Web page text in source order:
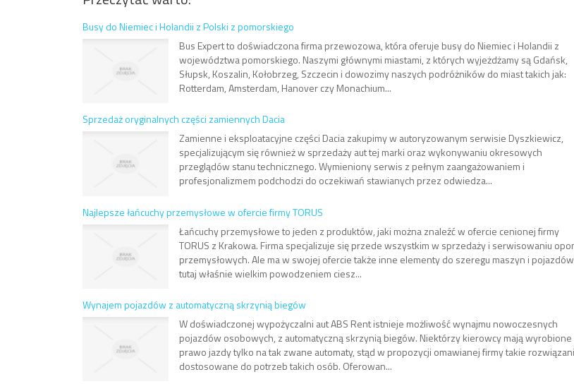
Busy do Niemiec i Holandii z Polski z pomorskiego
Bus Expert to doświadczona firma przewozowa, która oferuje busy do Niemiec i Holandii z
województwa pomorskiego. Naszymi głównymi miastami, z których wyjeżdżamy są Gdańsk,
Słupsk, Koszalin, Kołobrzeg, Szczecin i dowozimy naszych podróżników do miast takich jak:
Rotterdam, Amsterdam, Hanover czy Monachium...
Sprzedaż oryginalnych części zamiennych Dacia
Zamienne i eksploatacyjne części Dacia zakupimy w autoryzowanym serwisie Dyszkiewicz,
specjalizującym się również w sprzedaży aut tej marki oraz wykonywaniu okresowych
przeglądów stanu technicznego. Wymieniony serwis z pełnym zaangażowaniem i
profesjonalizmem podchodzi do oczekiwań stawianych przez odwiedza...
Najlepsze łańcuchy przemysłowe w ofercie firmy TORUS
Łańcuchy przemysłowe to jeden z produktów, jaki można znaleźć w ofercie cenionej firmy
TORUS z Krakowa. Firma specjalizuje się przede wszystkim w sprzedaży i serwisowaniu
przemysłowych. Ale ma w swojej ofercie także inne elementy do szeregu maszyn i
tutaj właśnie wielkim powodzeniem ciesz...
Wynajem pojazdów z automatyczną skrzynią biegów
W doświadczonej wypożyczalni aut ABS Rent istnieje możliwość wynajmu nowoczesnych
pojazdów osobowych, z automatyczną skrzynią biegów. Niektórzy kierowcy mają wyrobione
prawo jazdy tylko na tak zwane automaty, stąd w propozycji omawianej firmy takie
dostosowane do potrzeb takich osób. Oferowan...